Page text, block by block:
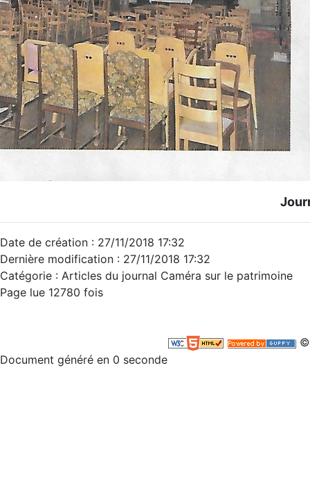
Date de création : 27/11/2018 17:32
Dernière modification : 27/11/2018 17:32
Catégorie : Articles du journal Caméra sur le patrimoine
Page lue 12780 fois
©
Document généré en 0 seconde